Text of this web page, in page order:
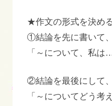
★作文の形式を決め
①結論を先に書いて
「～について、私は
②結論を最後にして
「～についてどう